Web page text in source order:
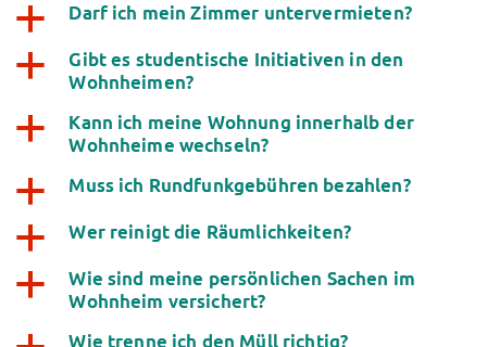
a Darf ich mein Zimmer untervermieten?
a
Gibt es studentische Initiativen in den
Wohnheimen?
a
Kann ich meine Wohnung innerhalb der
Wohnheime wechseln?
a Muss ich Rundfunkgebühren bezahlen?
a Wer reinigt die Räumlichkeiten?
a
Wie sind meine persönlichen Sachen im
Wohnheim versichert?
Wie trenne ich den Müll richtig?